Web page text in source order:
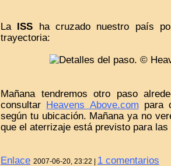
La ISS ha cruzado nuestro país
trayectoria:
Mañana tendremos otro paso
consultar Heavens Above.com para
según tu ubicación. Mañana ya no
que el aterrizaje está previsto para las
Enlace 2007-06-20, 23:22 | 1 comentarios